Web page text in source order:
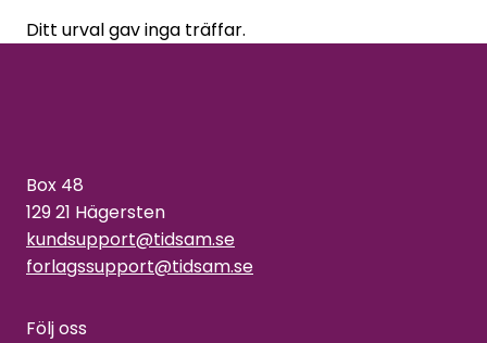
Ditt urval gav inga träffar.
Box 48
129 21 Hägersten
kundsupport@tidsam.se
forlagssupport@tidsam.se
Följ oss